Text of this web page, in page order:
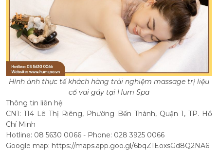
Hình ảnh thực tế khách hàng trải nghiệm massage trị liệu
cổ vai gáy tại Hum Spa
Thông tin liên hệ:
CN1: 114 Lê Thị Riêng, Phường Bến Thành, Quận 1, TP. Hồ
Chí Minh
Hotline: 08 5630 0066 - Phone: 028 3925 0066
Google map: https://maps.app.goo.gl/6bqZ1EoxsGd8Q2NA6